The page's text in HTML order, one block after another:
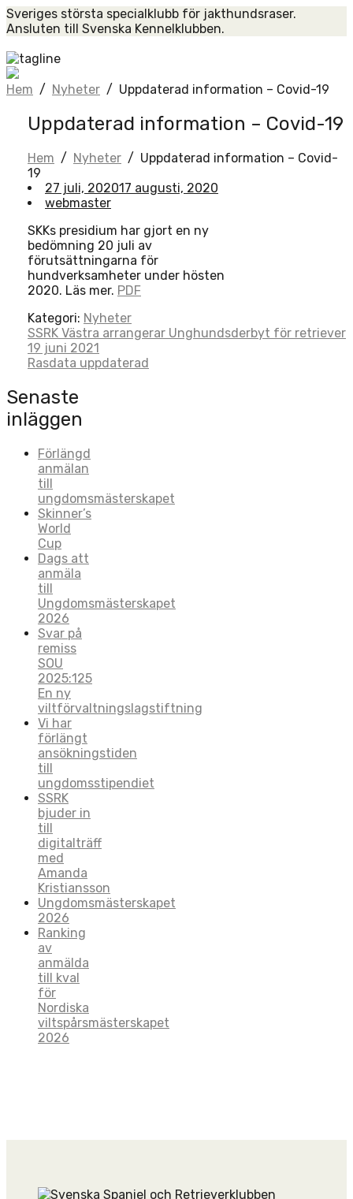
Skip
to
Sveriges största specialklubb för jakthundsraser.
Ansluten till Svenska Kennelklubben.
Hem / Nyheter / Uppdaterad information – Covid-19
Uppdaterad information – Covid-19
Hem / Nyheter / Uppdaterad information – Covid-
19
27 juli, 202017 augusti, 2020
webmaster
SKKs presidium har gjort en ny
bedömning 20 juli av
förutsättningarna för
hundverksamheter under hösten
2020. Läs mer. PDF
Kategori: Nyheter
Post
navigation
SSRK Västra arrangerar Unghundsderbyt för retriever
19 juni 2021
Rasdata uppdaterad
Senaste
inläggen
Förlängd
anmälan
till
ungdomsmästerskapet
Skinner’s
World
Cup
Dags att
anmäla
till
Ungdomsmästerskapet
2026
Svar på
remiss
SOU
2025:125
En ny
viltförvaltningslagstiftning
Vi har
förlängt
ansökningstiden
till
ungdomsstipendiet
SSRK
bjuder in
till
digitalträff
med
Amanda
Kristiansson
Ungdomsmästerskapet
2026
Ranking
av
anmälda
till kval
för
Nordiska
viltspårsmästerskapet
2026